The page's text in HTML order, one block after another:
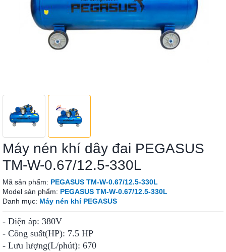
Máy nén khí dây đai PEGASUS
TM-W-0.67/12.5-330L
Mã sản phẩm: PEGASUS TM-W-0.67/12.5-330L
Model sản phẩm: PEGASUS TM-W-0.67/12.5-330L
Danh mục: Máy nén khí PEGASUS
- Điện áp: 380V
- Công suất(HP): 7.5 HP
- Lưu lượng(L/phút): 670